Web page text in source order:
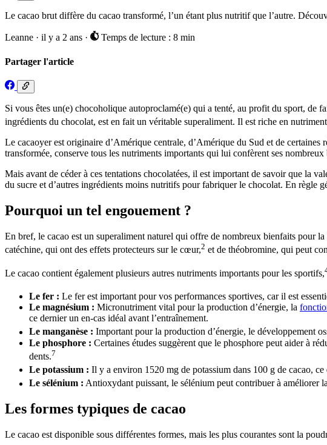
Le cacao brut diffère du cacao transformé, l’un étant plus nutritif que l’autre.
Leanne · il y a 2 ans · Temps de lecture : 8 min
Partager l'article
Si vous êtes un(e) chocoholique autoproclamé(e) qui a tenté, au profit du sport, de
ingrédients du chocolat, est en fait un véritable superaliment. Il est riche en
Le cacaoyer est originaire d’Amérique centrale, d’Amérique du Sud et de
transformée, conserve tous les nutriments importants qui lui confèrent ses nombreux
Mais avant de céder à ces tentations chocolatées, il est important de savoir que la
du sucre et d’autres ingrédients moins nutritifs pour fabriquer le chocolat. En règle
Pourquoi un tel engouement ?
En bref, le cacao est un superaliment naturel qui offre de nombreux bienfaits pour
catéchine, qui ont des effets protecteurs sur le cœur,2 et de théobromine, qui peut
Le cacao contient également plusieurs autres nutriments importants pour les sportifs,
Le fer : Le fer est important pour vos performances sportives, car il est
Le magnésium : Micronutriment vital pour la production d’énergie, la
ce dernier un en-cas idéal avant l’entraînement.
Le manganèse : Important pour la production d’énergie, le développement
Le phosphore : Certaines études suggèrent que le phosphore peut aider à
dents.7
Le potassium : Il y a environ 1520 mg de potassium dans 100 g de cacao,
Le sélénium : Antioxydant puissant, le sélénium peut contribuer à améliorer
Les formes typiques de cacao
Le cacao est disponible sous différentes formes, mais les plus courantes sont la